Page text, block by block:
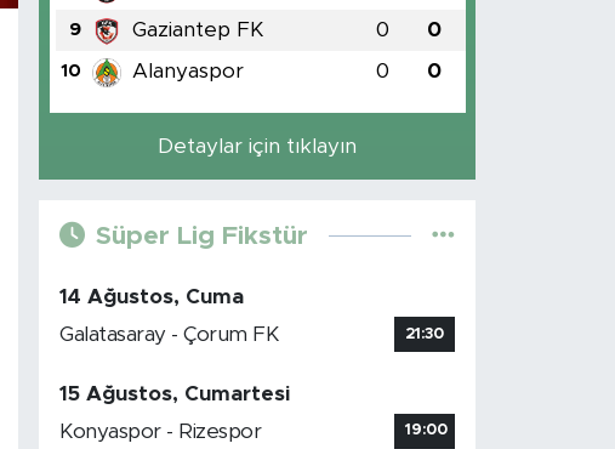
9 Gaziantep FK 0 0
10 Alanyaspor 0 0
Detaylar için tıklayın
Süper Lig Fikstür
14 Ağustos, Cuma
Galatasaray - Çorum FK
21:30
15 Ağustos, Cumartesi
Konyaspor - Rizespor
19:00